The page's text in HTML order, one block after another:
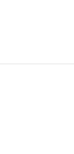
،منصات